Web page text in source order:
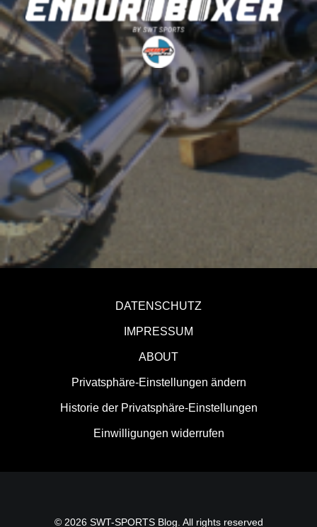
DATENSCHUTZ
IMPRESSUM
ABOUT
Privatsphäre-Einstellungen ändern
Historie der Privatsphäre-Einstellungen
Einwilligungen widerrufen
© 2026 SWT-SPORTS Blog. All rights reserved